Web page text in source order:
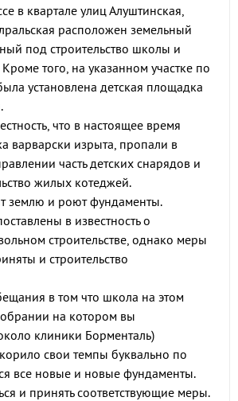
в квартале улиц Алуштинская,
расположен земельный
под строительство школы и
Кроме того, на указанном участке по
установлена детская площадка
что в настоящее время
варварски изрыта, пропали в
часть детских снарядов и
жилых котеджей.
землю и роют фундаменты.
в известность о
строительстве, однако меры
и строительство
в том что школа на этом
на котором вы
клиники Борменталь)
свои темпы буквально по
все новые и новые фундаменты.
и принять соответствующие меры.